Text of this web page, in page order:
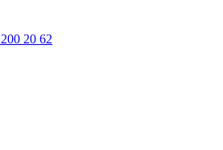
20 62